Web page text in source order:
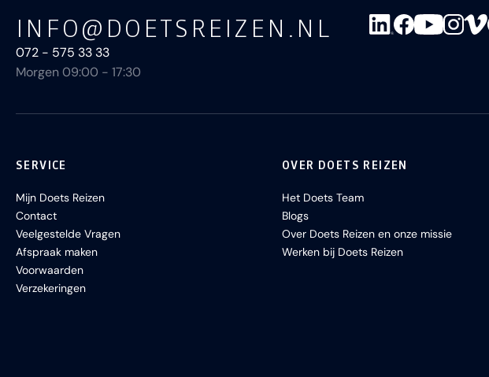
INFO@DOETSREIZEN.NL
072 - 575 33 33
Morgen 09:00 - 17:30
SERVICE
Mijn Doets Reizen
Contact
Veelgestelde Vragen
Afspraak maken
Voorwaarden
Verzekeringen
OVER DOETS REIZEN
Het Doets Team
Blogs
Over Doets Reizen en onze missie
Werken bij Doets Reizen